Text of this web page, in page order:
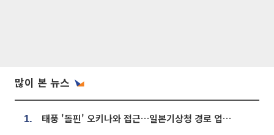
많이 본 뉴스
1. 태풍 '돌핀' 오키나와 접근…일본기상청 경로 업데이트